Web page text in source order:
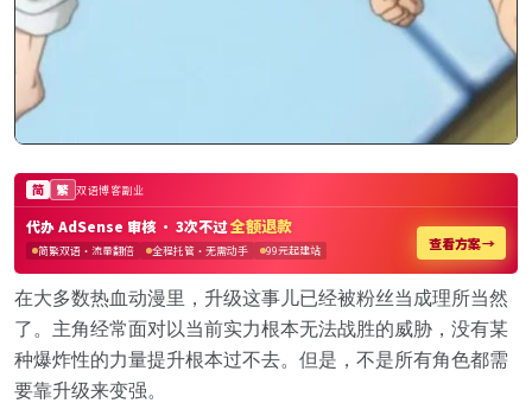
在大多数热血动漫里，升级这事儿已经被粉丝当成理所当然
了。主角经常面对以当前实力根本无法战胜的威胁，没有某
种爆炸性的力量提升根本过不去。但是，不是所有角色都需
要靠升级来变强。